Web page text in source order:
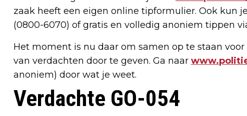
zaak heeft een eigen online tipformulier. Ook kun
(0800-6070) of gratis en volledig anoniem tippen
Het moment is nu daar om samen op te staan
van verdachten door te geven. Ga naar
anoniem) door wat je weet.
Verdachte GO-054